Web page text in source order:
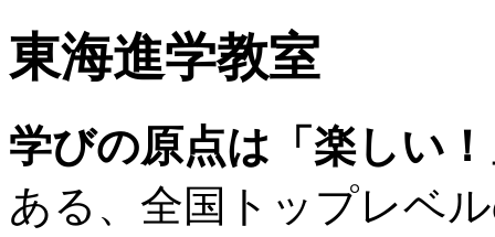
東海進学教室
学びの原点は「楽しい
ある、全国トップレベ